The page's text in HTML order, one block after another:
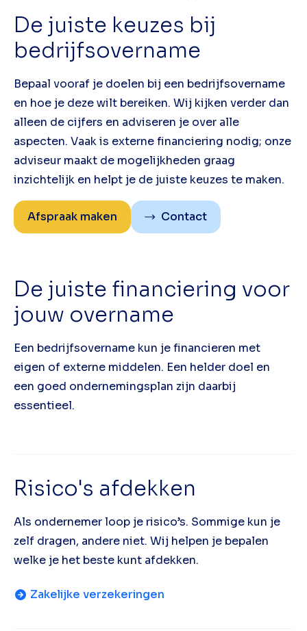
De juiste keuzes bij
bedrijfsovername
Bepaal vooraf je doelen bij een bedrijfsovername
en hoe je deze wilt bereiken. Wij kijken verder dan
alleen de cijfers en adviseren je over alle
aspecten. Vaak is externe financiering nodig; onze
adviseur maakt de mogelijkheden graag
inzichtelijk en helpt je de juiste keuzes te maken.
Afspraak maken Contact
De juiste financiering voor
jouw overname
Een bedrijfsovername kun je financieren met
eigen of externe middelen. Een helder doel en
een goed ondernemingsplan zijn daarbij
essentieel.
Risico's afdekken
Als ondernemer loop je risico’s. Sommige kun je
zelf dragen, andere niet. Wij helpen je bepalen
welke je het beste kunt afdekken.
Zakelijke verzekeringen